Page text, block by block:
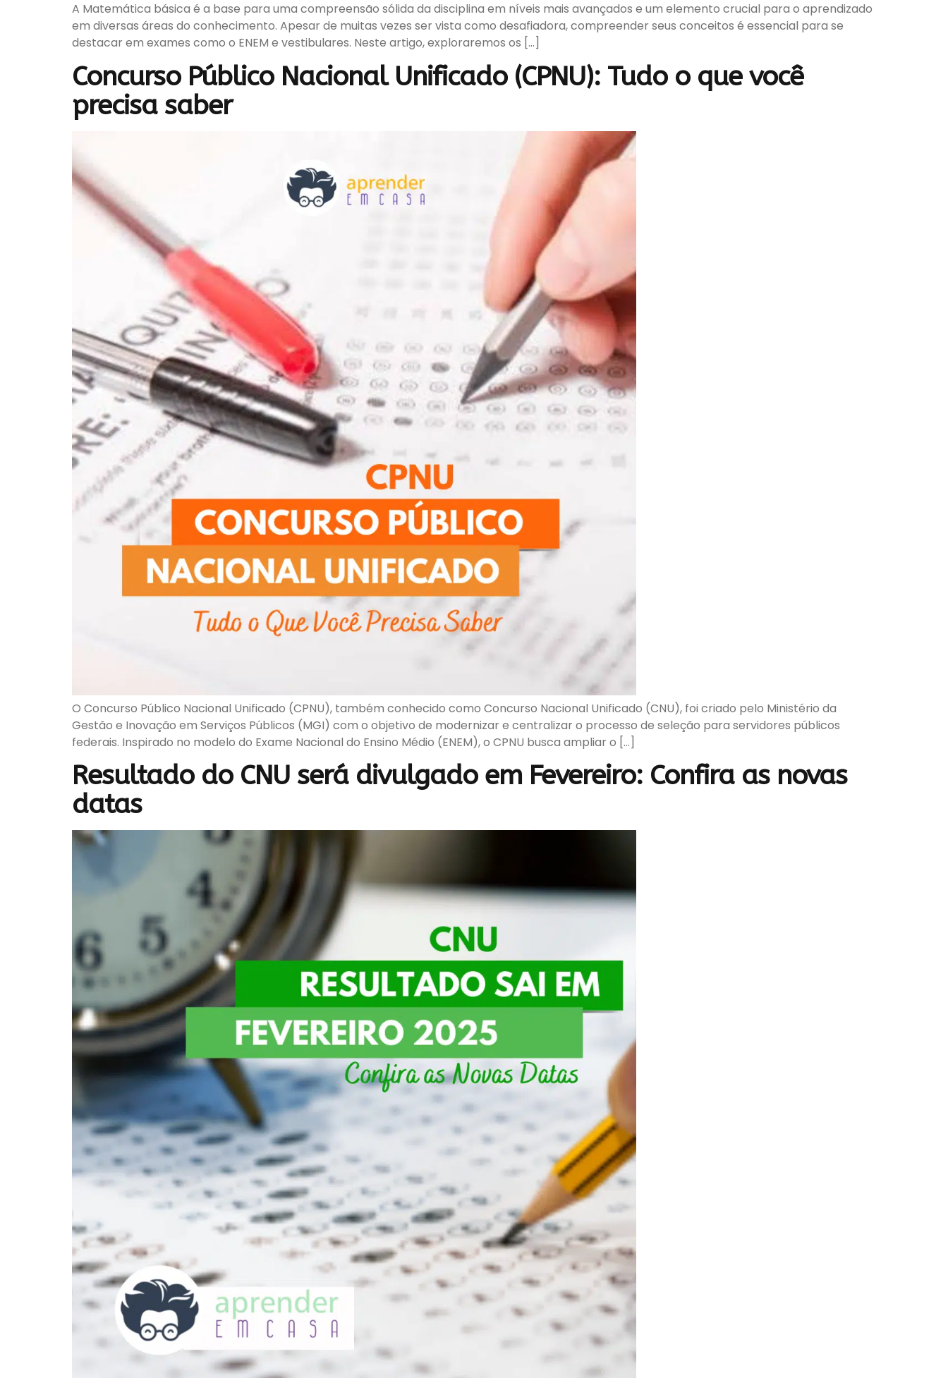
A Matemática básica é a base para uma compreensão sólida da disciplina em níveis mais avançados e um elemento crucial para o aprendizado
em diversas áreas do conhecimento. Apesar de muitas vezes ser vista como desafiadora, compreender seus conceitos é essencial para se
destacar em exames como o ENEM e vestibulares. Neste artigo, exploraremos os […]
Concurso Público Nacional Unificado (CPNU): Tudo o que você
precisa saber
O Concurso Público Nacional Unificado (CPNU), também conhecido como Concurso Nacional Unificado (CNU), foi criado pelo Ministério da
Gestão e Inovação em Serviços Públicos (MGI) com o objetivo de modernizar e centralizar o processo de seleção para servidores públicos
federais. Inspirado no modelo do Exame Nacional do Ensino Médio (ENEM), o CPNU busca ampliar o […]
Resultado do CNU será divulgado em Fevereiro: Confira as novas
datas